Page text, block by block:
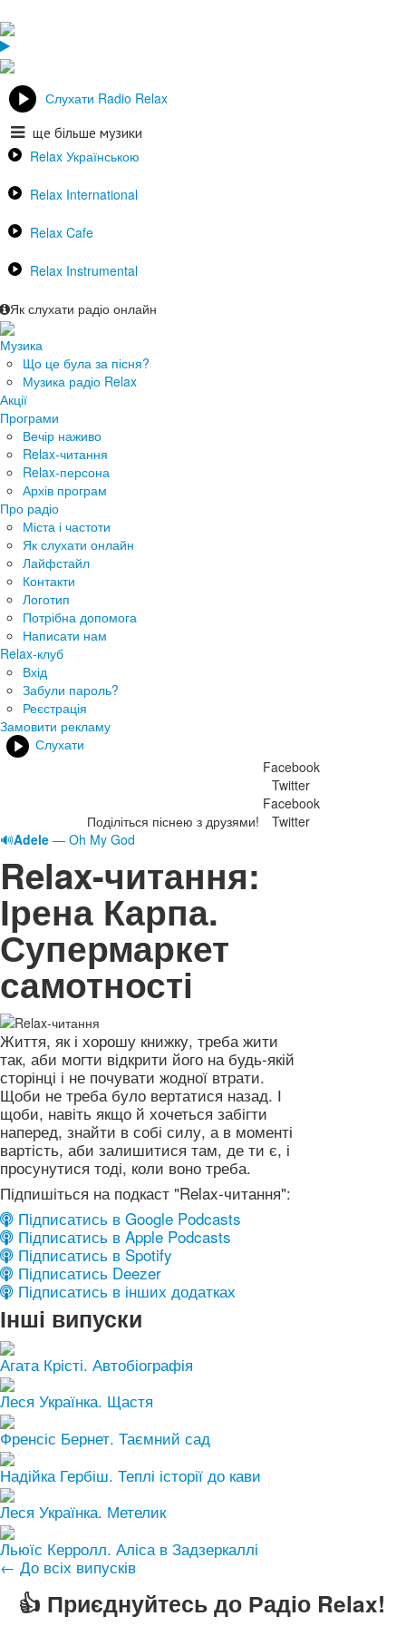
Слухати Radio Relax
ще більше музики
Relax Українською
Relax International
Relax Cafe
Relax Instrumental
Як слухати радіо онлайн
Музика
Що це була за пісня?
Музика радіо Relax
Акції
Програми
Вечір наживо
Relax-читання
Relax-персона
Архів програм
Про радіо
Міста і частоти
Як слухати онлайн
Лайфстайл
Контакти
Логотип
Потрібна допомога
Написати нам
Relax-клуб
Вхід
Забули пароль?
Реєстрація
Замовити рекламу
Слухати
Поділіться піснею з друзями!
Facebook
Twitter
Facebook
Twitter
🔊Adele — Oh My God
Relax-читання:
Ірена Карпа.
Супермаркет
самотності
Життя, як і хорошу книжку, треба жити
так, аби могти відкрити його на будь-якій
сторінці і не почувати жодної втрати.
Щоби не треба було вертатися назад. І
щоби, навіть якщо й хочеться забігти
наперед, знайти в собі силу, а в моменті
вартість, аби залишитися там, де ти є, і
просунутися тоді, коли воно треба.
Підпишіться на подкаст "Relax-читання":
Підписатись в Google Podcasts
Підписатись в Apple Podcasts
Підписатись в Spotify
Підписатись Deezer
Підписатись в інших додатках
Інші випуски
Агата Крісті. Автобіографія
Леся Українка. Щастя
Френсіс Бернет. Таємний сад
Надійка Гербіш. Теплі історії до кави
Леся Українка. Метелик
Льюїс Керролл. Аліса в Задзеркаллі
← До всіх випусків
👍 Приєднуйтесь до Радіо Relax!